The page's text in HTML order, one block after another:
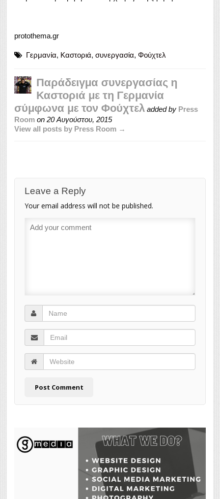
protothema.gr
Γερμανία, Καστοριά, συνεργασία, Φούχτελ
Παράδειγμα συνεργασίας η
Καστοριά με τη Γερμανία
σύμφωνα με τον Φούχτελ added by Press
Room on 20 Αυγούστου, 2015
View all posts by Press Room →
Leave a Reply
Your email address will not be published.